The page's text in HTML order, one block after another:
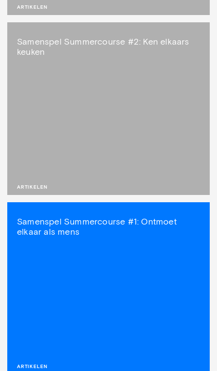
ARTIKELEN
Samenspel Summercourse #2: Ken elkaars
keuken
ARTIKELEN
Samenspel Summercourse #1: Ontmoet
elkaar als mens
ARTIKELEN